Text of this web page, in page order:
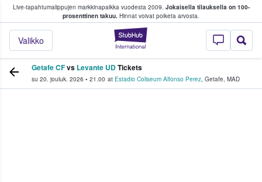
Live-tapahtumalippujen markkinapaikka vuodesta 2009. Jokaisella tilauksella on 100-
prosenttinen takuu. Hinnat voivat poiketa arvosta.
StubHub -
Valikko
fanit ostavat ja myyvät lippuja
Getafe CFvs Levante UDTickets
su 20. jouluk. 2026 • 21.00 at Estadio Coliseum Alfonso Perez, Getafe, MAD